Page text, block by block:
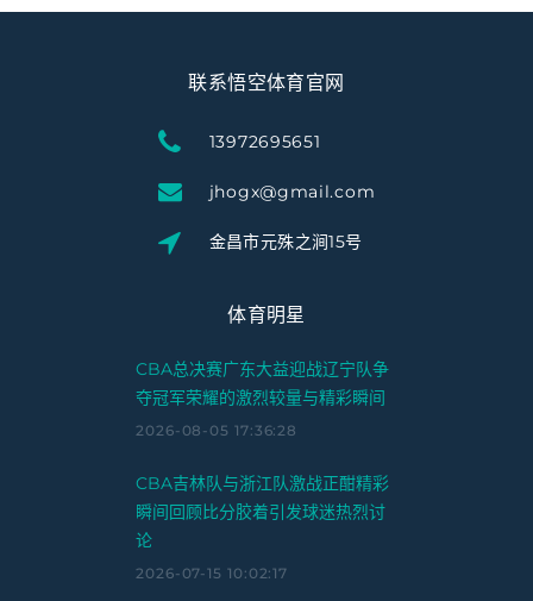
联系悟空体育官网
13972695651
jhogx@gmail.com
金昌市元殊之涧15号
体育明星
CBA总决赛广东大益迎战辽宁队争
夺冠军荣耀的激烈较量与精彩瞬间
2026-08-05 17:36:28
CBA吉林队与浙江队激战正酣精彩
瞬间回顾比分胶着引发球迷热烈讨
论
2026-07-15 10:02:17